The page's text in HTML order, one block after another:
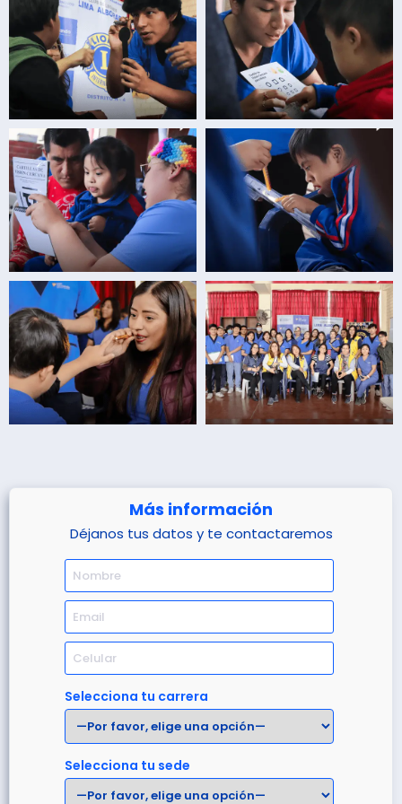
Más información
Déjanos tus datos y te contactaremos
Selecciona tu carrera
Selecciona tu sede